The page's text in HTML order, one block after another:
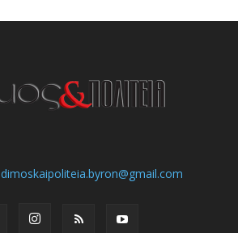
dimoskaipoliteia.byron@gmail.com